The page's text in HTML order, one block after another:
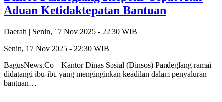
Aduan Ketidaktepatan Bantuan
Daerah | Senin, 17 Nov 2025 - 22:30 WIB
Senin, 17 Nov 2025 - 22:30 WIB
BagusNews.Co – Kantor Dinas Sosial (Dinsos) Pandeglang ramai
didatangi ibu-ibu yang menginginkan keadilan dalam penyaluran
bantuan…